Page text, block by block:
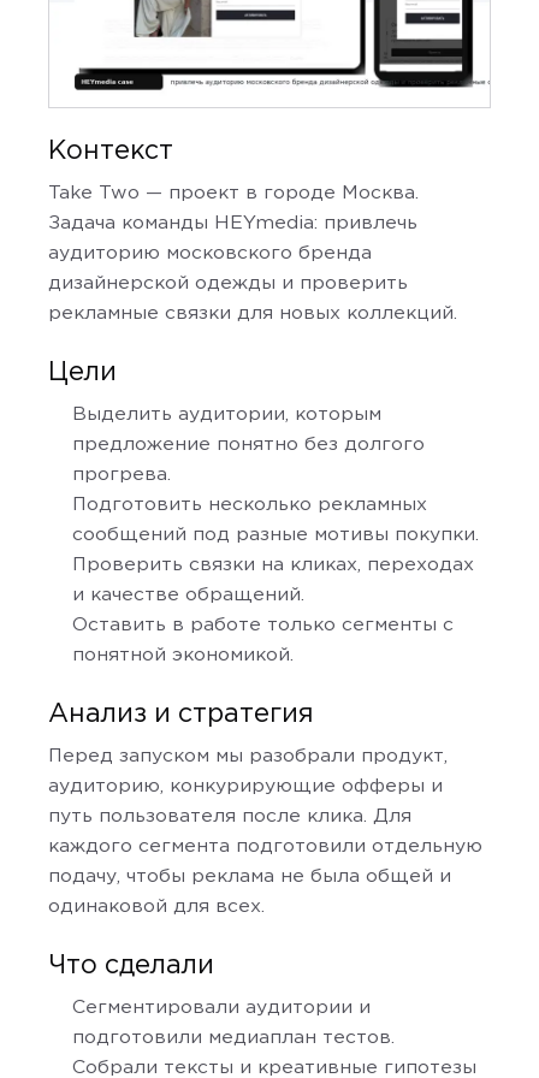
Контекст
Take Two — проект в городе Москва.
Задача команды HEYmedia: привлечь
аудиторию московского бренда
дизайнерской одежды и проверить
рекламные связки для новых коллекций.
Цели
Выделить аудитории, которым
предложение понятно без долгого
прогрева.
Подготовить несколько рекламных
сообщений под разные мотивы покупки.
Проверить связки на кликах, переходах
и качестве обращений.
Оставить в работе только сегменты с
понятной экономикой.
Анализ и стратегия
Перед запуском мы разобрали продукт,
аудиторию, конкурирующие офферы и
путь пользователя после клика. Для
каждого сегмента подготовили отдельную
подачу, чтобы реклама не была общей и
одинаковой для всех.
Что сделали
Сегментировали аудитории и
подготовили медиаплан тестов.
Собрали тексты и креативные гипотезы